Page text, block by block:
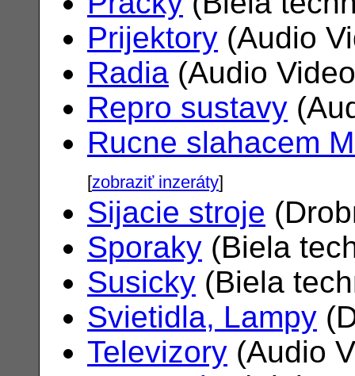
Prijektory (Audio
Radia (Audio
Repro sustavy
Rucne slahacem
[zobraziť inzeráty]
Sijacie stroje
Sporaky (Biela
Susicky (Biela
Svietidla, Lampy
Televizory (Audio